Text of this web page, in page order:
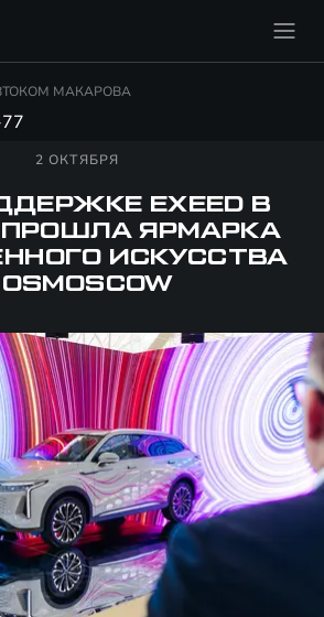
МАКАРОВА
2 ОКТЯБРЯ
EXEED В
ПРОШЛА ЯРМАРКА
ИСКУССТВА